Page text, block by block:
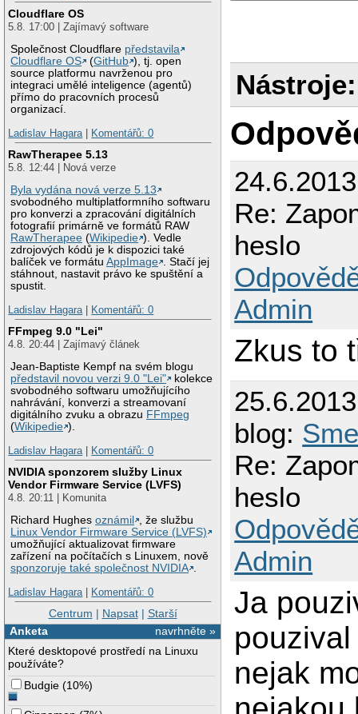
Cloudflare OS
5.8. 17:00 | Zajímavý software
Společnost Cloudflare představila
Cloudflare OS
(GitHub ), tj. open
source platformu navrženou pro
integraci umělé inteligence (agentů)
přímo do pracovních procesů
organizací.
Ladislav Hagara| Komentářů: 0
RawTherapee 5.13
5.8. 12:44 | Nová verze
Byla vydána nová verze 5.13
svobodného multiplatformního softwaru
pro konverzi a zpracování digitálních
fotografií primárně ve formátů RAW
RawTherapee (Wikipedie ). Vedle
zdrojových kódů je k dispozici také
balíček ve formátuAppImage . Stačí jej
stáhnout, nastavit právo ke spuštění a
spustit.
Ladislav Hagara| Komentářů: 0
FFmpeg 9.0 "Lei"
4.8. 20:44 | Zajímavý článek
Jean-Baptiste Kempf na svém blogu
představil novou verzi 9.0 "Lei"
kolekce
svobodného softwaru umožňujícího
nahrávání, konverzi a streamovaní
digitálního zvuku a obrazu FFmpeg
(Wikipedie ).
Ladislav Hagara| Komentářů: 0
NVIDIA sponzorem služby Linux
Vendor Firmware Service (LVFS)
4.8. 20:11 | Komunita
Richard Hughesoznámil
, že službu
Linux Vendor Firmware Service (LVFS)
umožňující aktualizovat firmware
zařízení na počítačích s Linuxem, nově
sponzoruje také společnost NVIDIA .
Ladislav Hagara| Komentářů: 0
Centrum | Napsat| Starší
navrhněte »
Anketa
Které desktopové prostředí na Linuxu
používáte?
Budgie (10%)
Nástroje:
Re:
heslo
Admin
Zkus to
blog:
Re:
heslo
Admin
Ja
nejak